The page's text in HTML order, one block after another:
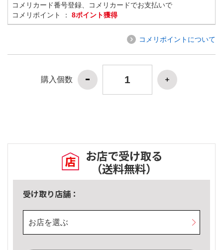
コメリカード番号登録、コメリカードでお支払いで
コメリポイント ： 8ポイント獲得
コメリポイントについて
購入個数
お店で受け取る
（送料無料）
受け取り店舗：
お店を選ぶ